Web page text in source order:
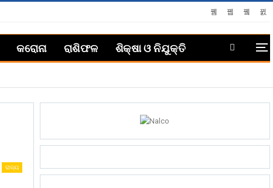
କରୋନା ରାଶିଫଳ ଶିକ୍ଷା ଓ ନିଯୁକ୍ତି
ରାଜ୍ୟ